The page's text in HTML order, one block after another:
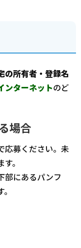
の所有者・登録名
ンターネットのど
場合
応募ください。未
。
部にあるパンフ